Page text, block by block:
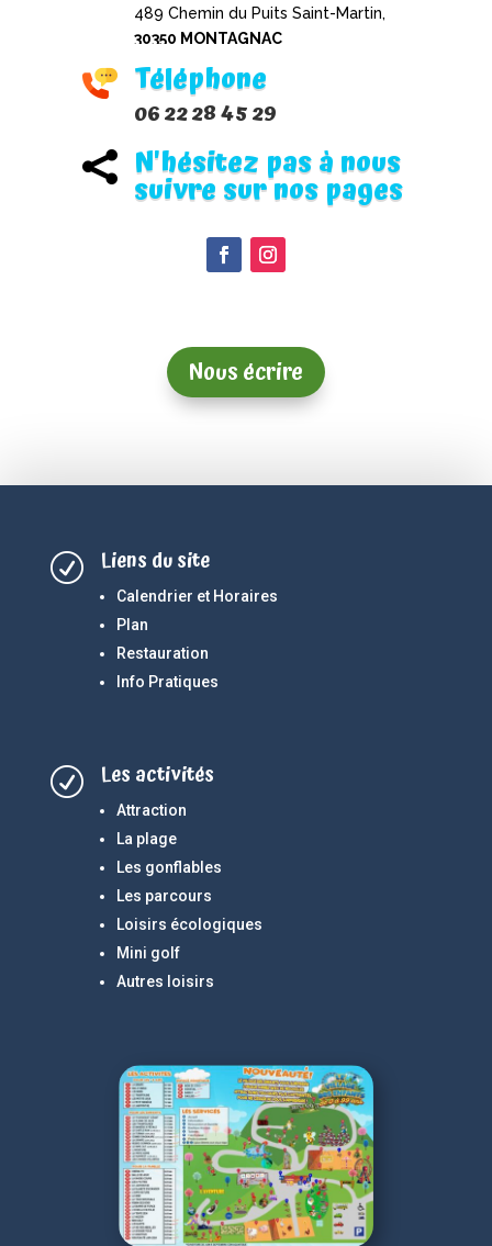
489 Chemin du Puits Saint-Martin,
30350 MONTAGNAC
Téléphone
06 22 28 45 29
 N'hésitez pas à nous
suivre sur nos pages
Nous écrire
R Liens du site
Calendrier et Horaires
Plan
Restauration
Info Pratiques
R Les activités
Attraction
La plage
Les gonflables
Les parcours
Loisirs écologiques
Mini golf
Autres loisirs